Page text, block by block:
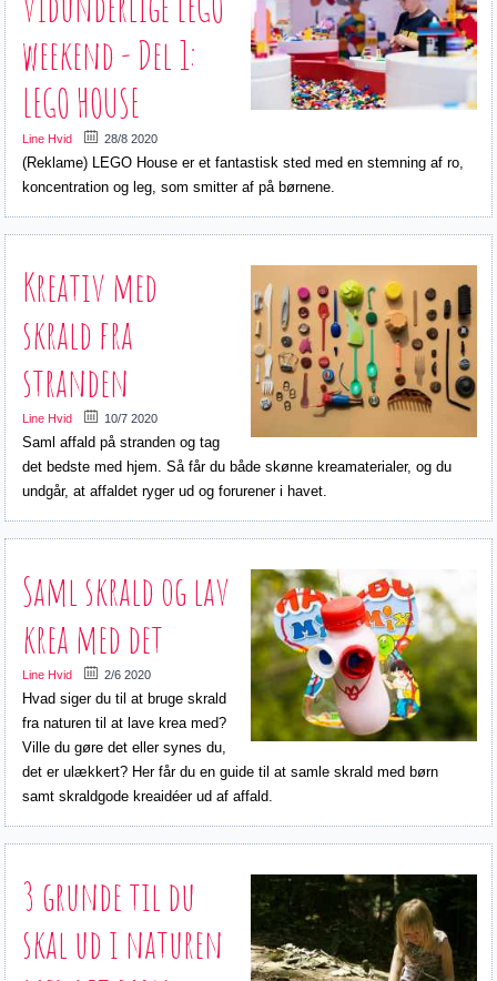
weekend - Del 1:
LEGO HOUSE
Line Hvid 28/8 2020
(Reklame) LEGO House er et fantastisk sted med en stemning af ro,
koncentration og leg, som smitter af på børnene.
Kreativ med
skrald fra
stranden
Line Hvid 10/7 2020
Saml affald på stranden og tag
det bedste med hjem. Så får du både skønne kreamaterialer, og du
undgår, at affaldet ryger ud og forurener i havet.
Saml skrald og lav
krea med det
Line Hvid 2/6 2020
Hvad siger du til at bruge skrald
fra naturen til at lave krea med?
Ville du gøre det eller synes du,
det er ulækkert? Her får du en guide til at samle skrald med børn
samt skraldgode kreaidéer ud af affald.
3 grunde til du
skal ud i naturen